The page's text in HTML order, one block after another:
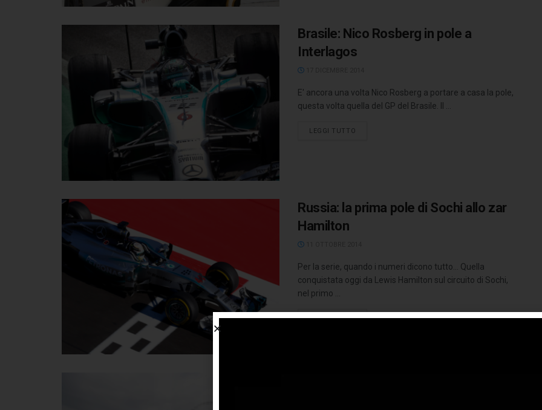
Brasile: Nico Rosberg in pole a
Interlagos
E' ancora una volta Nico Rosberg a portare a casa la pole,
questa volta quella del GP del Brasile. Il ...
LEGGI TUTTO
Russia: la prima pole di Sochi allo zar
Hamilton
Per la serie, quando i numeri dicono tutto… Quella
conquistata oggi da Lewis Hamilton sul circuito di Sochi,
nel primo ...
LEGGI TUTTO